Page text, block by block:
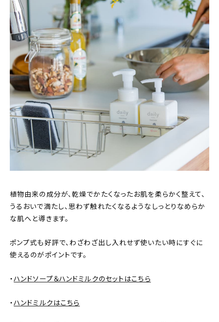
植物由来の成分が、乾燥でかたくなったお肌を柔らかく整えて、
うるおいで満たし、思わず触れたくなるようなしっとりなめらか
な肌へと導きます。
ポンプ式も好評で、わざわざ出し入れせず使いたい時にすぐに
使えるのがポイントです。
・ハンドソープ＆ハンドミルクのセットはこちら
・ハンドミルクはこちら